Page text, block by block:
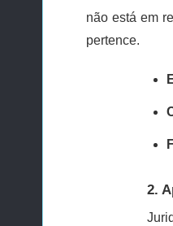
não está em
pertence.
2.